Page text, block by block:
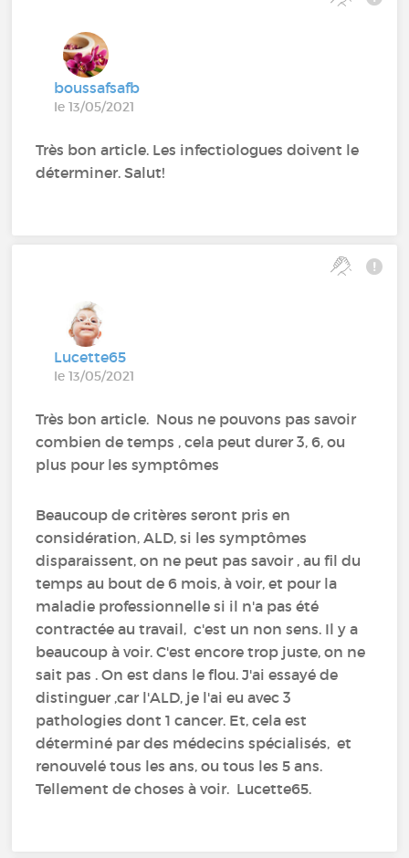
boussafsafb
le 13/05/2021
Très bon article. Les infectiologues doivent le
déterminer. Salut!
Lucette65
le 13/05/2021
Très bon article. Nous ne pouvons pas savoir
combien de temps , cela peut durer 3, 6, ou
plus pour les symptômes
Beaucoup de critères seront pris en
considération, ALD, si les symptômes
disparaissent, on ne peut pas savoir , au fil du
temps au bout de 6 mois, à voir, et pour la
maladie professionnelle si il n'a pas été
contractée au travail, c'est un non sens. Il y a
beaucoup à voir. C'est encore trop juste, on ne
sait pas . On est dans le flou. J'ai essayé de
distinguer ,car l'ALD, je l'ai eu avec 3
pathologies dont 1 cancer. Et, cela est
déterminé par des médecins spécialisés, et
renouvelé tous les ans, ou tous les 5 ans.
Tellement de choses à voir. Lucette65.